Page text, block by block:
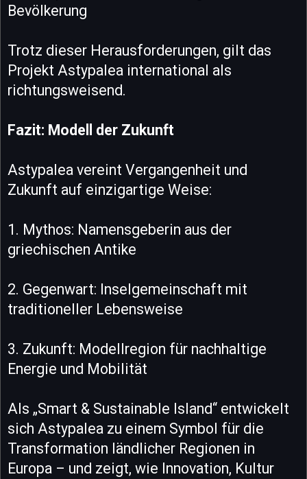
Bevölkerung
Trotz dieser Herausforderungen, gilt das
Projekt Astypalea international als
richtungsweisend.
Fazit: Modell der Zukunft
Astypalea vereint Vergangenheit und
Zukunft auf einzigartige Weise:
1. Mythos: Namensgeberin aus der
griechischen Antike
2. Gegenwart: Inselgemeinschaft mit
traditioneller Lebensweise
3. Zukunft: Modellregion für nachhaltige
Energie und Mobilität
Als „Smart & Sustainable Island“ entwickelt
sich Astypalea zu einem Symbol für die
Transformation ländlicher Regionen in
Europa – und zeigt, wie Innovation, Kultur